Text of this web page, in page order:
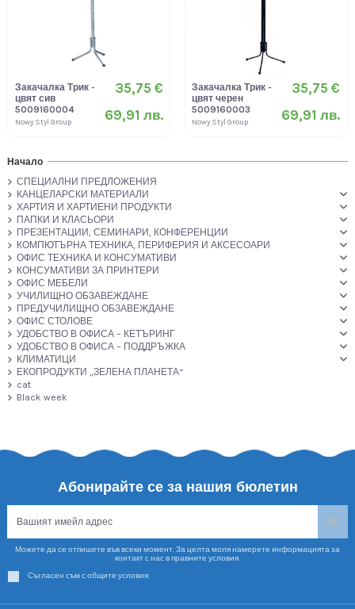
Закачалка Трик -
цвят сив
5009160004
Nowy Styl Group
35,75 €
69,91 лв.
Закачалка Трик -
цвят черен
5009160003
Nowy Styl Group
35,75 €
69,91 лв.
Начало
СПЕЦИАЛНИ ПРЕДЛОЖЕНИЯ
КАНЦЕЛАРСКИ МАТЕРИАЛИ
ХАРТИЯ И ХАРТИЕНИ ПРОДУКТИ
ПАПКИ И КЛАСЬОРИ
ПРЕЗЕНТАЦИИ, СЕМИНАРИ, КОНФЕРЕНЦИИ
КОМПЮТЪРНА ТЕХНИКА, ПЕРИФЕРИЯ И АКСЕСОАРИ
ОФИС ТЕХНИКА И КОНСУМАТИВИ
КОНСУМАТИВИ ЗА ПРИНТЕРИ
ОФИС МЕБЕЛИ
УЧИЛИЩНО ОБЗАВЕЖДАНЕ
ПРЕДУЧИЛИЩНО ОБЗАВЕЖДАНЕ
ОФИС СТОЛОВЕ
УДОБСТВО В ОФИСА – КЕТЪРИНГ
УДОБСТВО В ОФИСА – ПОДДРЪЖКА
КЛИМАТИЦИ
ЕКОПРОДУКТИ „ЗЕЛЕНА ПЛАНЕТА“
cat
Black week
Абонирайте се за нашия бюлетин
Можете да се отпишете във всеки момент. За целта моля намерете информацията за
контакт с нас в правните условия.
Съгласен съм с общите условия.